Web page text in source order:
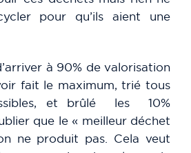
pour qu’ils aient une
à 90% de valorisation
fait le maximum, trié tous
et brûlé les 10%
que le « meilleur déchet
ne produit pas. Cela veut